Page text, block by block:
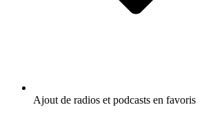
Ajout de radios et podcasts en favoris